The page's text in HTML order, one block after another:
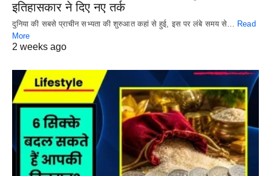
इतिहासकार ने दिए नए तर्क
दुनिया की सबसे प्राचीन सभ्यता की शुरुआत कहां से हुई, इस पर लंबे समय से… Read
More
2 weeks ago